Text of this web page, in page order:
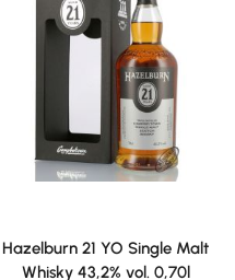
Hazelburn 21 YO Single Malt
Whisky 43,2% vol. 0,70l